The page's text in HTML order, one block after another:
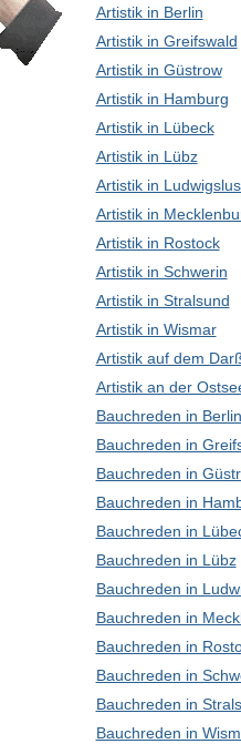
Artistik in Berlin
Artistik in Greifswald
Artistik in Güstrow
Artistik in Hamburg
Artistik in Lübeck
Artistik in Lübz
Artistik in
Artistik in
Artistik in Rostock
Artistik in Schwerin
Artistik in Stralsund
Artistik in Wismar
Artistik auf dem
Artistik an der
Bauchreden in Berlin
Bauchreden in
Bauchreden in
Bauchreden in
Bauchreden in
Bauchreden in Lübz
Bauchreden in
Bauchreden in
Bauchreden in
Bauchreden in
Bauchreden in
Bauchreden in